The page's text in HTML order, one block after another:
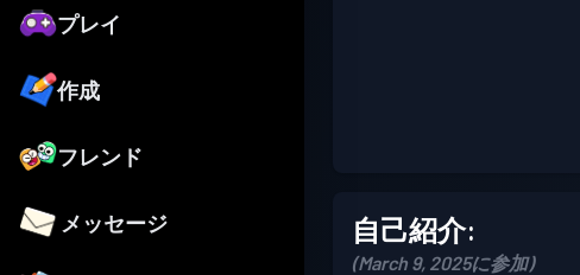
プレイ
作成
フレンド
メッセージ 自己紹介:
(March 9, 2025に参加)